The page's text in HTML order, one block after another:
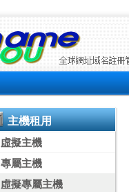
主機租用
虛擬主機
專屬主機
虛擬專屬主機